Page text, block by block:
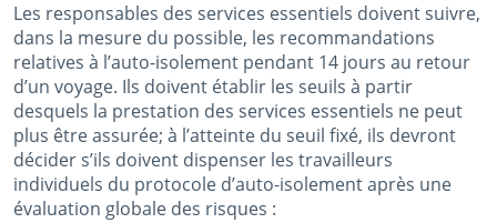
Les responsables des services essentiels doivent suivre,
dans la mesure du possible, les recommandations
relatives à l’auto-isolement pendant 14 jours au retour
d’un voyage. Ils doivent établir les seuils à partir
desquels la prestation des services essentiels ne peut
plus être assurée; à l’atteinte du seuil fixé, ils devront
décider s’ils doivent dispenser les travailleurs
individuels du protocole d’auto-isolement après une
évaluation globale des risques :